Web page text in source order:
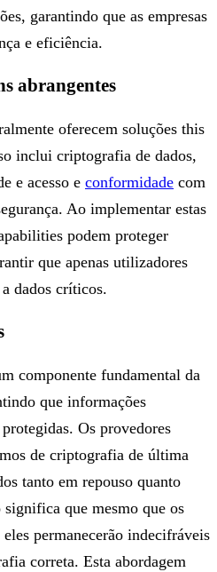
garantindo que as empresas
e eficiência.
abrangentes
oferecem soluções this
inclui criptografia de dados,
e acesso e conformidade com
Ao implementar estas
podem proteger
que apenas utilizadores
dados críticos.
componente fundamental da
que informações
Os provedores
de criptografia de última
tanto em repouso quanto
que mesmo que os
permanecerão indecifráveis
correta. Esta abordagem